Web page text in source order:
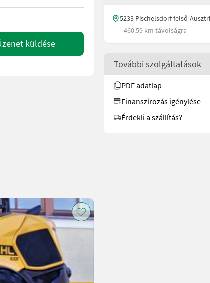
küldése
5233 Pischelsdorf felső-
460.59 km távolságra
További szolgáltatások
PDF adatlap
Finanszírozás igénylése
Érdekli a szállítás?